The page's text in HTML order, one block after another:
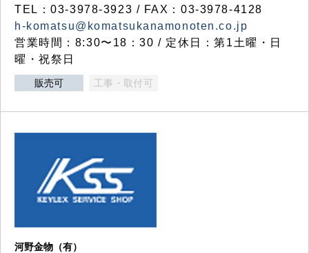
TEL：03-3978-3923 / FAX：03-3978-4128
h-komatsu@komatsukanamonoten.co.jp
営業時間：8:30〜18：30 / 定休日：第1土曜・日
曜・祝祭日
販売可 工事・取付可
河野金物（有）